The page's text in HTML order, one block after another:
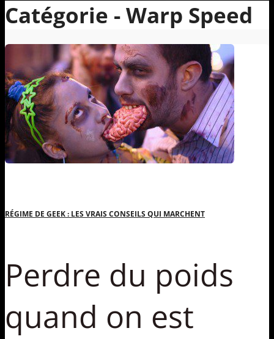
Catégorie - Warp Speed
RÉGIME DE GEEK : LES VRAIS CONSEILS QUI MARCHENT
Perdre du poids
quand on est